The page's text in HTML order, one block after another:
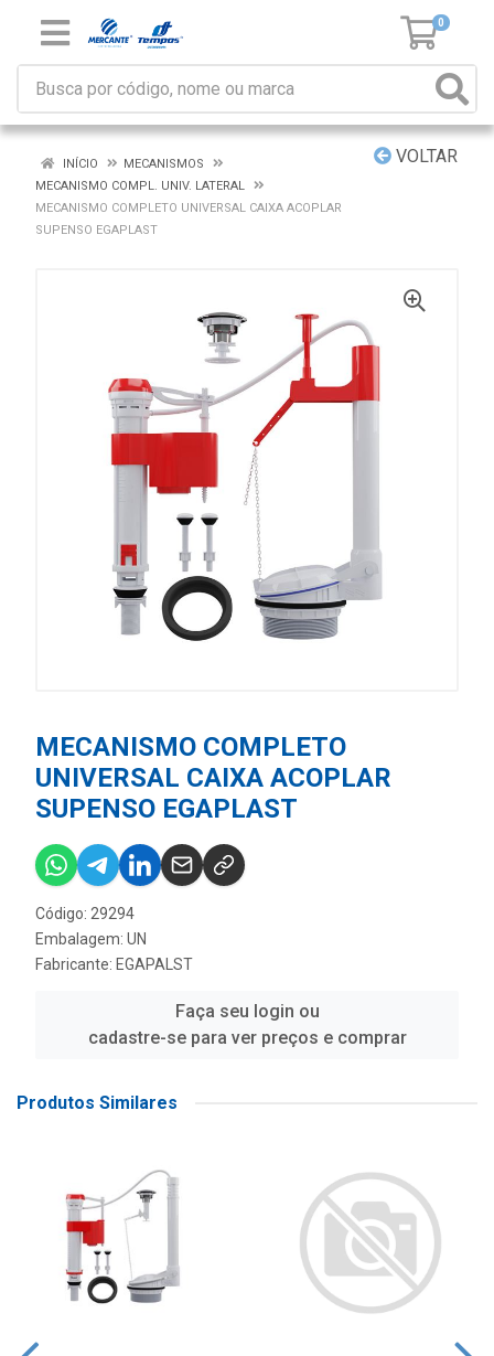
0
VOLTAR
INÍCIO
MECANISMOS
MECANISMO COMPL. UNIV. LATERAL
MECANISMO COMPLETO UNIVERSAL CAIXA ACOPLAR
SUPENSO EGAPLAST
MECANISMO COMPLETO
UNIVERSAL CAIXA ACOPLAR
SUPENSO EGAPLAST
Código: 29294
Embalagem: UN
Fabricante: EGAPALST
Faça seu login ou
cadastre-se para ver preços e comprar
Produtos Similares